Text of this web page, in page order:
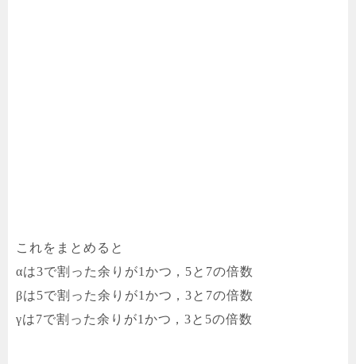
これをまとめると
αは3で割った余りが1かつ，5と7の倍数
βは5で割った余りが1かつ，3と7の倍数
γは7で割った余りが1かつ，3と5の倍数